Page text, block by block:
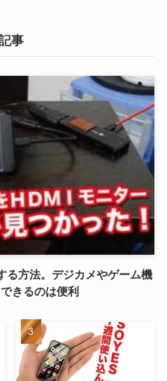
事
る方法。デジカメやゲーム機
きるのは便利